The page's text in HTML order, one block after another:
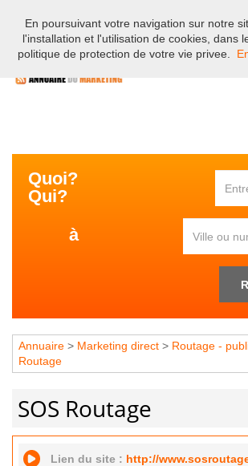
Bienvenue sur l'annuaire professionnel du
communication en France.
Quoi?
Qui?
à
Annuaire > Marketing direct > Routage -
Routage
SOS Routage
Lien du site : http://
En poursuivant votre navigation sur notre
l'installation et l'utilisation de cookies, dans
politique de protection de votre vie privee.